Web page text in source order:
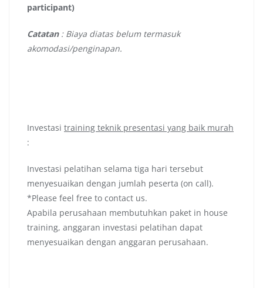
participant)
Catatan : Biaya diatas belum termasuk
akomodasi/penginapan.
Investasi training teknik presentasi yang baik murah
:
Investasi pelatihan selama tiga hari tersebut
menyesuaikan dengan jumlah peserta (on call).
*Please feel free to contact us.
Apabila perusahaan membutuhkan paket in house
training, anggaran investasi pelatihan dapat
menyesuaikan dengan anggaran perusahaan.